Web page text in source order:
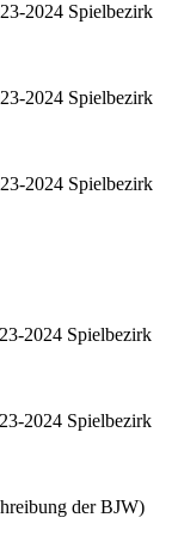
2024 Spielbezirk
2024 Spielbezirk
2024 Spielbezirk
2024 Spielbezirk
2024 Spielbezirk
der BJW)